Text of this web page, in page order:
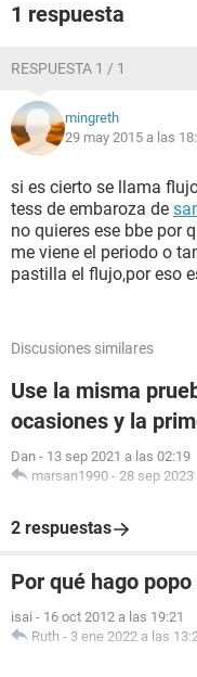
1 respuesta
RESPUESTA 1 / 1
mingreth
29 may 2015 a las
si es cierto se llama
tess de embaroza de
no quieres ese bbe por
me viene el periodo o
pastilla el flujo,por eso
Discusiones similares
Use la misma
ocasiones y la
Dan - 13 sep 2021 a las 02:19
marsan1990 - 28 sep
2 respuestas
Por qué hago
isai - 16 oct 2012 a las 19:21
Ruth - 3 ene 2022 a las